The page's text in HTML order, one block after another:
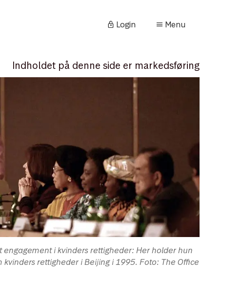
Login Menu
Indholdet på denne side er markedsføring
i kvinders rettigheder: Her holder hun
rettigheder i Beijing i 1995. Foto: The Office